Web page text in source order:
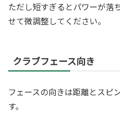
ただし短すぎるとパワーが落
せて微調整してください。
クラブフェース向き
フェースの向きは距離とスピ
す。